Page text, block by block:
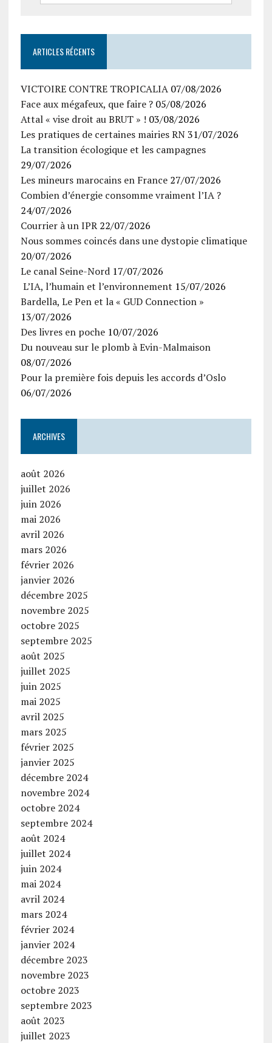
ARTICLES RÉCENTS
VICTOIRE CONTRE TROPICALIA 07/08/2026
Face aux mégafeux, que faire ? 05/08/2026
Attal « vise droit au BRUT » ! 03/08/2026
Les pratiques de certaines mairies RN 31/07/2026
La transition écologique et les campagnes
29/07/2026
Les mineurs marocains en France 27/07/2026
Combien d’énergie consomme vraiment l’IA ?
24/07/2026
Courrier à un IPR 22/07/2026
Nous sommes coincés dans une dystopie climatique
20/07/2026
Le canal Seine-Nord 17/07/2026
L’IA, l’humain et l’environnement 15/07/2026
Bardella, Le Pen et la « GUD Connection »
13/07/2026
Des livres en poche 10/07/2026
Du nouveau sur le plomb à Evin-Malmaison
08/07/2026
Pour la première fois depuis les accords d’Oslo
06/07/2026
ARCHIVES
août 2026
juillet 2026
juin 2026
mai 2026
avril 2026
mars 2026
février 2026
janvier 2026
décembre 2025
novembre 2025
octobre 2025
septembre 2025
août 2025
juillet 2025
juin 2025
mai 2025
avril 2025
mars 2025
février 2025
janvier 2025
décembre 2024
novembre 2024
octobre 2024
septembre 2024
août 2024
juillet 2024
juin 2024
mai 2024
avril 2024
mars 2024
février 2024
janvier 2024
décembre 2023
novembre 2023
octobre 2023
septembre 2023
août 2023
juillet 2023